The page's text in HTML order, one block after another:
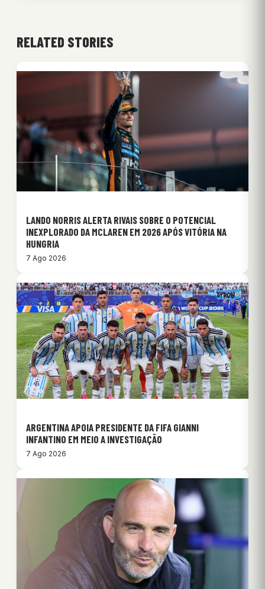
RELATED STORIES
LANDO NORRIS ALERTA RIVAIS SOBRE O POTENCIAL
INEXPLORADO DA MCLAREN EM 2026 APÓS VITÓRIA NA
HUNGRIA
7 Ago 2026
ARGENTINA APOIA PRESIDENTE DA FIFA GIANNI
INFANTINO EM MEIO A INVESTIGAÇÃO
7 Ago 2026